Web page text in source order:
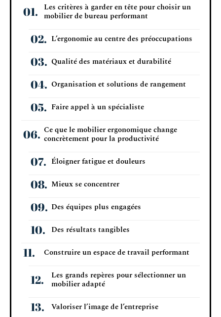
Les critères à garder en tête pour choisir un
mobilier de bureau performant
L’ergonomie au centre des préoccupations
Qualité des matériaux et durabilité
Organisation et solutions de rangement
Faire appel à un spécialiste
Ce que le mobilier ergonomique change
concrètement pour la productivité
Éloigner fatigue et douleurs
Mieux se concentrer
Des équipes plus engagées
Des résultats tangibles
Construire un espace de travail performant
Les grands repères pour sélectionner un
mobilier adapté
Valoriser l’image de l’entreprise